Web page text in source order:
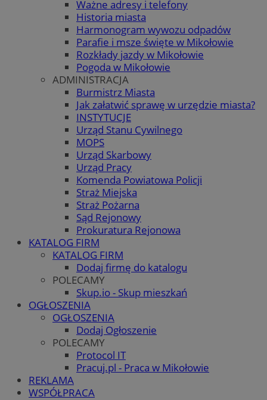
Ważne adresy i telefony
Historia miasta
Harmonogram wywozu odpadów
Parafie i msze święte w Mikołowie
Rozkłady jazdy w Mikołowie
Pogoda w Mikołowie
ADMINISTRACJA
Burmistrz Miasta
Jak załatwić sprawę w urzędzie miasta?
INSTYTUCJE
Urząd Stanu Cywilnego
MOPS
Urząd Skarbowy
Urząd Pracy
Komenda Powiatowa Policji
Straż Miejska
Straż Pożarna
Sąd Rejonowy
Prokuratura Rejonowa
KATALOG FIRM
KATALOG FIRM
Dodaj firmę do katalogu
POLECAMY
Skup.io - Skup mieszkań
OGŁOSZENIA
OGŁOSZENIA
Dodaj Ogłoszenie
POLECAMY
Protocol IT
Pracuj.pl - Praca w Mikołowie
REKLAMA
WSPÓŁPRACA